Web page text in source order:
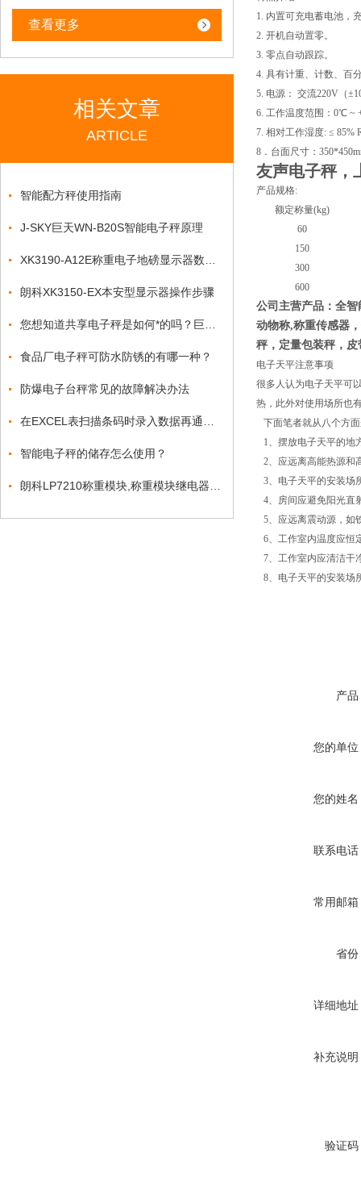
查看更多
相关文章
ARTICLE
智能配方秤使用指南
J-SKY巨天WN-B20S智能电子秤原理
朗科XK3150-EX本安型显示器操作步骤
食品厂电子秤可防水防锈的有哪一种？
防爆电子台秤常见的故障解决办法
智能电子秤的储存怎么使用？
1. 内置可充电蓄电池，
2. 开机自动置零。
3. 零点自动跟踪。
4. 具有计重、计数、百
5. 电源： 交流220V（
6. 工作温度范围：0℃ ~
7. 相对工作湿度: ≤ 85%
8．台面尺寸：
友声电子秤，
产品规格:
额定称量(kg)
60
150
300
600
公司主营产品：全
动物称,称重传感器，
秤 ， 定量包装秤 ， 皮
电子天平注意事项
很多人认为电子天平可
热，此外对使用场所也
下面笔者就从八个方
1、摆放电子天平的地
2、应远离高能热源和
3、电子天平的安装场
4、房间应避免阳光直
5、应远离震动源，
6、工作室内温度应恒
7、工作室内应清洁
8、电子天平的安装场
产品
您的单位
您的姓名
联系电话
常用邮箱
省份
详细地址
补充说明
验证码